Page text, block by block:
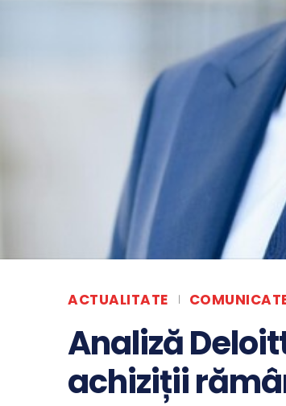
ACTUALITATE
Analiză
achiziții